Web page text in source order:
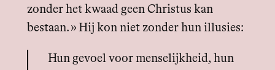
zonder het kwaad geen Christus kan
bestaan. » Hij kon niet zonder hun illusies:
Hun gevoel voor menselijkheid, hun